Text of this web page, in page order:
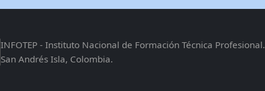
INFOTEP - Instituto Nacional de Formación Técnica Profesional.
San Andrés Isla, Colombia.